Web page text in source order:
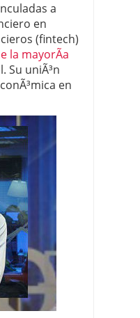
a
en
(fintech)
la mayorÃ­a
Su uniÃ³n
en